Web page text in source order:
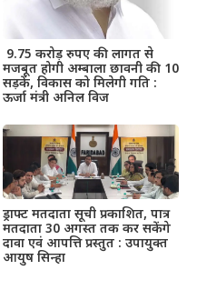
9.75 करोड़ रुपए की लागत से
मजबूत होगी अम्बाला छावनी की 10
सड़कें, विकास को मिलेगी गति :
ऊर्जा मंत्री अनिल विज
ड्राफ्ट मतदाता सूची प्रकाशित, पात्र
मतदाता 30 अगस्त तक कर सकेंगे
दावा एवं आपत्ति प्रस्तुत : उपायुक्त
आयुष सिन्हा